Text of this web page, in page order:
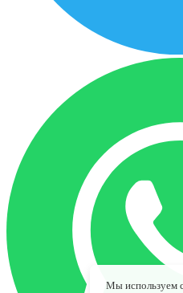
Мы используем